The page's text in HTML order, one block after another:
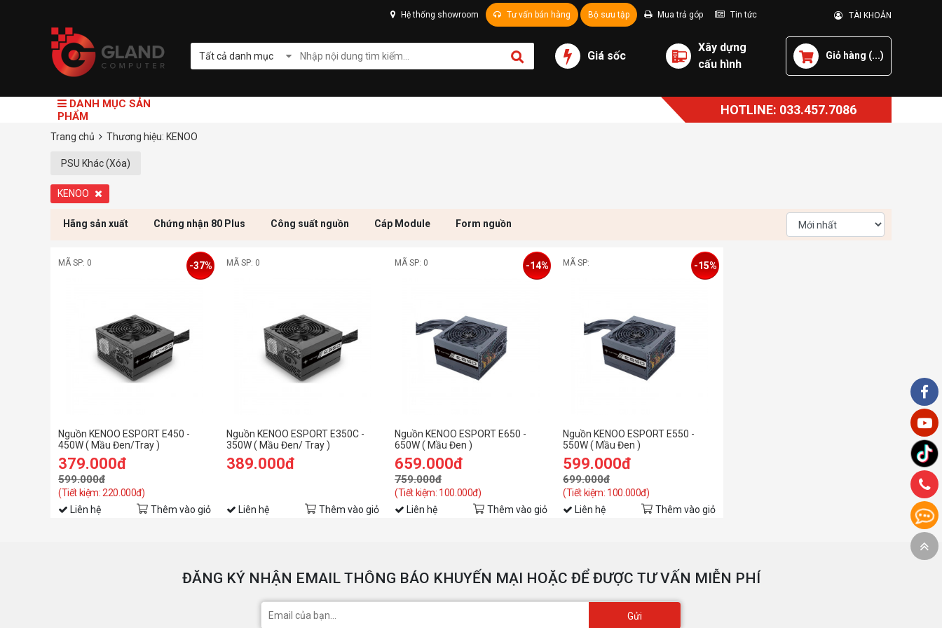
Hệ thống showroom Tư vấn bán hàng Bộ sưu tập Mua trả góp Tin tức TÀI KHOẢN
Tất cả danh mục Giá sốc
Xây dựng
cấu hình
Giỏ hàng (...)
DANH MỤC SẢN
PHẨM
HOTLINE: 033.457.7086
Trang chủ Thương hiệu: KENOO
PSU Khác (Xóa)
KENOO
Hãng sản xuất Chứng nhận 80 Plus Công suất nguồn Cáp Module Form nguồn
MÃ SP: 0
Nguồn KENOO ESPORT E450 -
450W ( Mầu Đen/Tray )
379.000đ
599.000đ
(Tiết kiệm: 220.000đ)
-37%
Liên hệ Thêm vào giỏ
MÃ SP: 0
Nguồn KENOO ESPORT E350C -
350W ( Mầu Đen/ Tray )
389.000đ
Liên hệ Thêm vào giỏ
MÃ SP: 0
Nguồn KENOO ESPORT E650 -
650W ( Mầu Đen )
659.000đ
759.000đ
(Tiết kiệm: 100.000đ)
-14%
Liên hệ Thêm vào giỏ
MÃ SP:
Nguồn KENOO ESPORT E550 -
550W ( Mầu Đen )
599.000đ
699.000đ
(Tiết kiệm: 100.000đ)
-15%
Liên hệ Thêm vào giỏ
ĐĂNG KÝ NHẬN EMAIL THÔNG BÁO KHUYẾN MẠI HOẶC ĐỂ ĐƯỢC TƯ VẤN MIỄN PHÍ
Gửi